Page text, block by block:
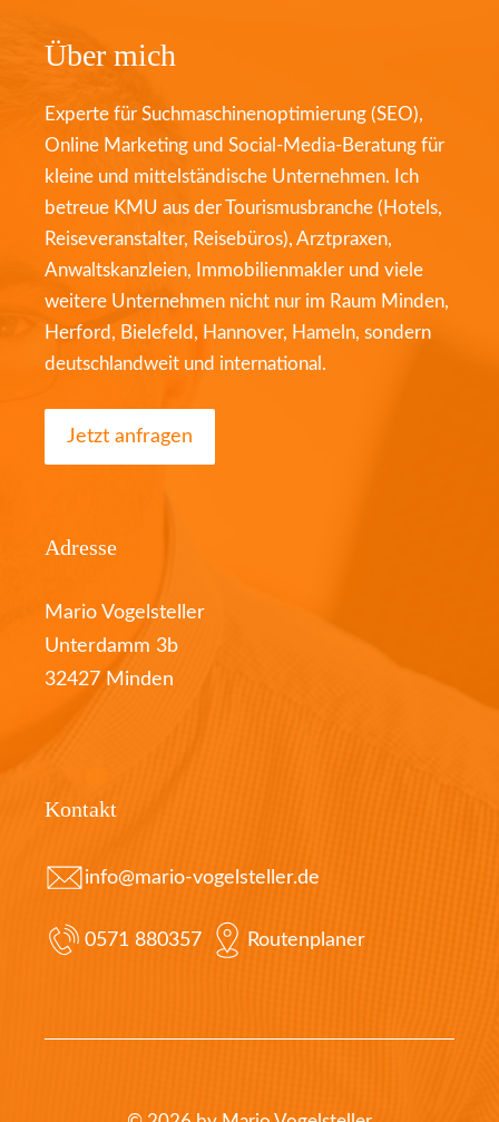
Über mich
Experte für Suchmaschinenoptimierung (SEO),
Online Marketing und Social-Media-Beratung für
kleine und mittelständische Unternehmen. Ich
betreue KMU aus der Tourismusbranche (Hotels,
Reiseveranstalter, Reisebüros), Arztpraxen,
Anwaltskanzleien, Immobilienmakler und viele
weitere Unternehmen nicht nur im Raum Minden,
Herford, Bielefeld, Hannover, Hameln, sondern
deutschlandweit und international.
Jetzt anfragen
Adresse
Mario Vogelsteller
Unterdamm 3b
32427 Minden
Kontakt
info@mario-vogelsteller.de
0571 880357 Routenplaner